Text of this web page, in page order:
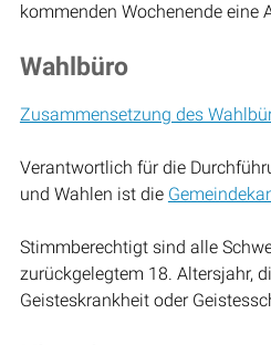
kommenden Wochenende
Wahlbüro
Zusammensetzung des
Verantwortlich für die
und Wahlen ist die
Stimmberechtigt sind alle
zurückgelegtem 18. Altersjahr,
Geisteskrankheit oder